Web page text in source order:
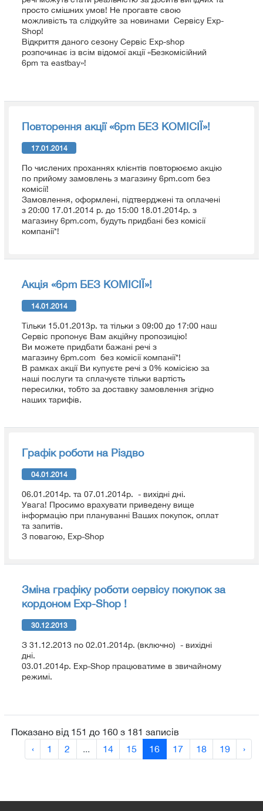
просто смішних умов! Не прогавте свою
можливість та слідкуйте за новинами Сервісу Exp-
Shop!
Відкриття даного сезону Сервіс Exp-shop
розпочинає із всім відомої акції «Безкомісійний
6pm та eastbay»!
Повторення акції «6pm БЕЗ КОМІСІЇ»!
17.01.2014
По числених проханнях клієнтів повторюємо акцію
по прийому замовлень з магазину 6pm.com без
комісії!
Замовлення, оформлені, підтверджені та оплачені
з 20:00 17.01.2014 р. до 15:00 18.01.2014р. з
магазину 6pm.com, будуть придбані без комісії
компанії*!
Акція «6pm БЕЗ КОМІСІЇ»!
14.01.2014
Тільки 15.01.2013р. та тільки з 09:00 до 17:00 наш
Сервіс пропонує Вам акційну пропозицію!
Ви можете придбати бажані речі з
магазину 6pm.com без комісії компанії*!
В рамках акції Ви купуєте речі з 0% комісією за
наші послуги та сплачуєте тільки вартість
пересилки, тобто за доставку замовлення згідно
наших тарифів.
Графік роботи на Різдво
04.01.2014
06.01.2014р. та 07.01.2014р. - вихідні дні.
Увага! Просимо врахувати приведену вище
інформацію при плануванні Ваших покупок, оплат
та запитів.
З повагою, Exp-Shop
Зміна графіку роботи сервісу покупок за
кордоном Exp-Shop !
30.12.2013
З 31.12.2013 по 02.01.2014р. (включно) - вихідні
дні.
03.01.2014р. Exp-Shop працюватиме в звичайному
режимі.
Показано від 151 до 160 з 181 записів
‹
1 2 ... 14 15 16 17 18 19 ›